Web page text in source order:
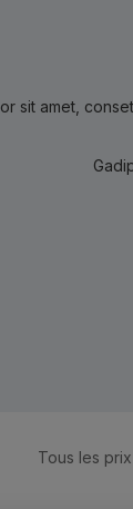
sit amet,
Tous les